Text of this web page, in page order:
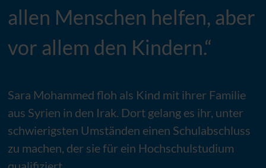
allen Menschen helfen, aber
vor allem den Kindern.“
Sara Mohammed floh als Kind mit ihrer Familie
aus Syrien in den Irak. Dort gelang es ihr, unter
schwierigsten Umständen einen Schulabschluss
zu machen, der sie für ein Hochschulstudium